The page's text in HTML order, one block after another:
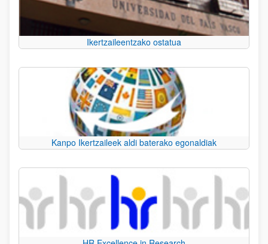
Ikertzaileentzako ostatua
Kanpo Ikertzaileek aldi baterako egonaldiak